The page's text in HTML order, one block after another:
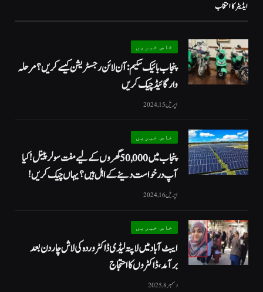
ایڈیٹر کا انتخاب
خاص خبریں
پنجاب بائیک سکیم: آن لائن رجسٹریشن کیسے کریں؟ مرحلہ
وار گائیڈ چیک کریں
اپریل 15, 2024
خاص خبریں
پنجاب میں 50,000 گھروں کے لیے مفت سولر پینل! کیا
آپ درخواست دینے کے اہل ہیں؟ یہاں چیک کریں!
اپریل 16, 2024
خاص خبریں
ایبٹ آباد میں لاپتہ لیڈی ڈاکٹر وردہ کی لاش چار دن بعد
برآمد، ڈاکٹروں کا احتجاج
دسمبر 8, 2025